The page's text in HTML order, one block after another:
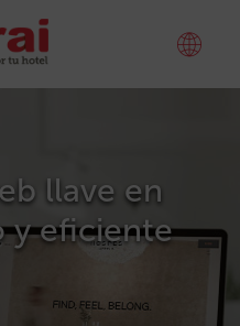
llave en
y eficiente